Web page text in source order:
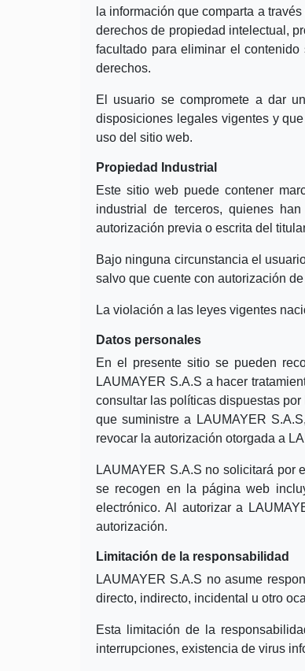
la información que comparta a
derechos de propiedad intelectual,
facultado para eliminar el
derechos.
El usuario se compromete a dar
disposiciones legales vigentes y
uso del sitio web.
Propiedad Industrial
Este sitio web puede contener
industrial de terceros, quienes
autorización previa o escrita del
Bajo ninguna circunstancia el
salvo que cuente con autorización
La violación a las leyes vigentes
Datos personales
En el presente sitio se pueden
LAUMAYER S.A.S a hacer
consultar las políticas dispuestas
que suministre a LAUMAYER
revocar la autorización otorgada a
LAUMAYER S.A.S no solicitará por
se recogen en la página web
electrónico. Al autorizar a
autorización.
Limitación de la responsabilidad
LAUMAYER S.A.S no asume
directo, indirecto, incidental u otro
Esta limitación de la
interrupciones, existencia de virus